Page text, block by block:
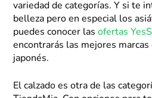
variedad de categorías. Y si te
belleza pero en especial los
puedes conocer lasofertas
encontrarás las mejores
japonés.
El calzado es otra de las